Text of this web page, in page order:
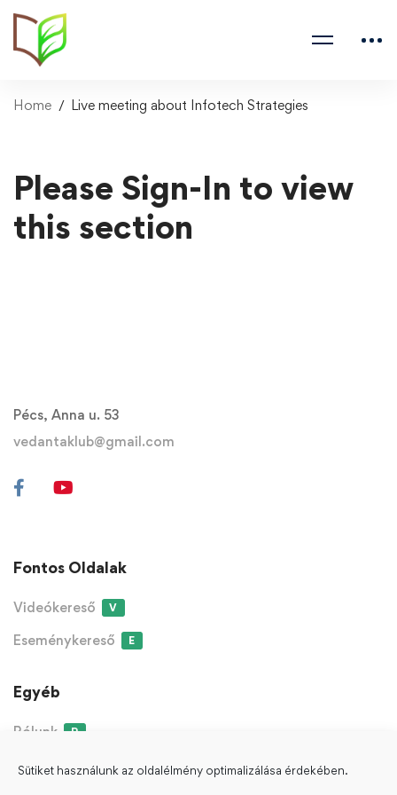
Sütiket használunk az oldalélmény optimalizálása érdekében.
Home Live meeting about Infotech Strategies
Please Sign-In to view
this section
Pécs, Anna u. 53
vedantaklub@gmail.com
Fontos Oldalak
Videókereső V
Eseménykereső E
Egyéb
Rólunk R
Adatvédelmi Nyilatkozat